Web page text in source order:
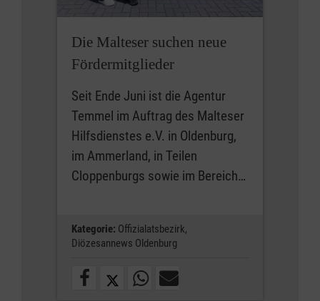
Die Malteser suchen neue
Fördermitglieder
Seit Ende Juni ist die Agentur
Temmel im Auftrag des Malteser
Hilfsdienstes e.V. in Oldenburg,
im Ammerland, in Teilen
Cloppenburgs sowie im Bereich…
Kategorie: Offizialatsbezirk,
Diözesannews Oldenburg